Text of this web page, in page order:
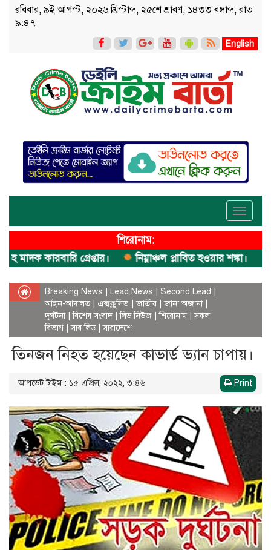
রবিবার, ৯ই আগস্ট, ২০২৬ খ্রিস্টাব্দ, ২৫শে শ্রাবণ, ১৪৩৩ বঙ্গাব্দ, রাত
৯:৪৭
English
Toggle
শিরোনাম:
কারবারি গ্রেপ্তার।
নিম্নাঞ্চল প্লাবিত হওয়ার শঙ্কা।
Breaking News Lead News Second Lead
আইন-আদালত
এক্সক্লুসিভ |জাতীয় |জানা অজানা|
দুর্ঘটনা|বিশেষ সংবাদ|লিড নিউজ |শিরোনাম|সকল
বিভাগ|সাব লিড|সারাদেশে
তিনজন নিহত হয়েছেন কাভার্ড ভ্যান চাপায়।
আপডেট টাইম : ১৫ এপ্রিল, ২০২২, ৩:৪৬ Print